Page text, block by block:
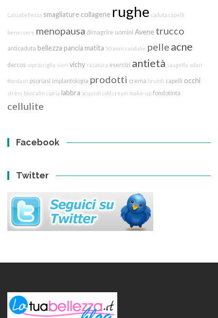
Latuabellezza smagliature collagene rughe caduta capelli
benessere menopausa dimagrire uomini Avene trucco
anticaduta bellezza pancia matita 50 anni caudalie pelle acne
dercos sopracciglia sieri vichy rasatura esercizi antietà saugella solari
fibrolasti psoriasi implantologia prodotti crema brufoli capelli occhi
stress bioscalin cipria labbra acquisti cold cream make-up fondotinta
cellulite
Facebook
Twitter